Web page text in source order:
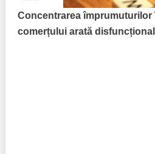
Concentrarea împrumuturilor
comerțului arată